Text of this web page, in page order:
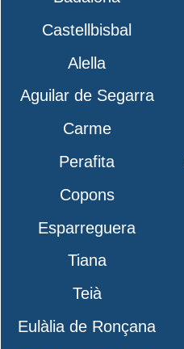
Castellbisbal
Alella
Aguilar de Segarra
Carme
Perafita
Copons
Esparreguera
Tiana
Teià
Eulàlia de Ronçana